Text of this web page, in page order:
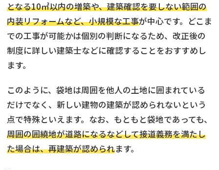
となる10㎡以内の増築や、建築確認を要しない範囲の
内装リフォームなど、小規模な工事が中心です。どこま
での工事が可能かは個別の判断になるため、改正後の
制度に詳しい建築士などに確認することをおすすめし
ます。
このように、袋地は周囲を他人の土地に囲まれている
だけでなく、新しい建物の建築が認められないという
点で特殊といえます。なお、もともと袋地であっても、
周囲の囲繞地が道路になるなどして接道義務を満たし
た場合は、再建築が認められます。